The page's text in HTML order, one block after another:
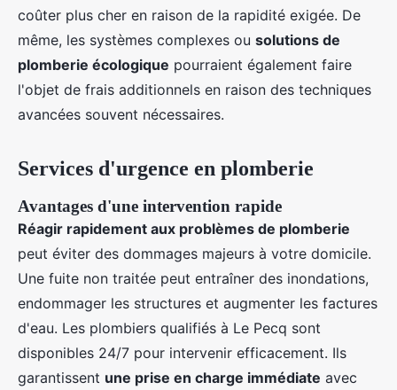
coûter plus cher en raison de la rapidité exigée. De
même, les systèmes complexes ou solutions de
plomberie écologique pourraient également faire
l'objet de frais additionnels en raison des techniques
avancées souvent nécessaires.
Services d'urgence en plomberie
Avantages d'une intervention rapide
Réagir rapidement aux problèmes de plomberie
peut éviter des dommages majeurs à votre domicile.
Une fuite non traitée peut entraîner des inondations,
endommager les structures et augmenter les factures
d'eau. Les plombiers qualifiés à Le Pecq sont
disponibles 24/7 pour intervenir efficacement. Ils
garantissent une prise en charge immédiate avec